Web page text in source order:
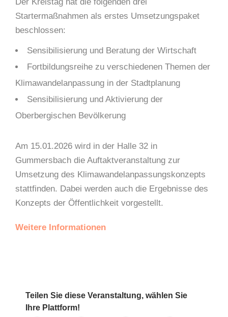
Startermaßnahmen als erstes Umsetzungspaket
beschlossen:
Sensibilisierung und Beratung der Wirtschaft
Fortbildungsreihe zu verschiedenen Themen der
Klimawandelanpassung in der Stadtplanung
Sensibilisierung und Aktivierung der
Oberbergischen Bevölkerung
Am 15.01.2026 wird in der Halle 32 in
Gummersbach die Auftaktveranstaltung zur
Umsetzung des Klimawandelanpassungskonzepts
stattfinden. Dabei werden auch die Ergebnisse des
Konzepts der Öffentlichkeit vorgestellt.
Weitere Informationen
Teilen Sie diese Veranstaltung, wählen Sie
Ihre Plattform!